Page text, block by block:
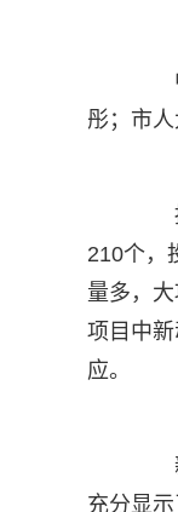
中
彤；市
据
210个，
量多，
项目中
应。
新
充分显